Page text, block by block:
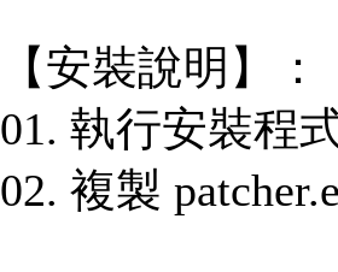
【安裝說明】：
01. 執行安裝程
02. 複製